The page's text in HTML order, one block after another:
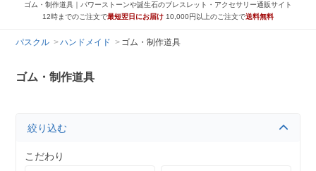
ゴム・制作道具｜パワーストーンや誕生石のブレスレット・アクセサリー通販サイト
12時までのご注文で最短翌日にお届け 10,000円以上のご注文で送料無料
パスクル ハンドメイド ゴム・制作道具
ゴム・制作道具
絞り込む
こだわり